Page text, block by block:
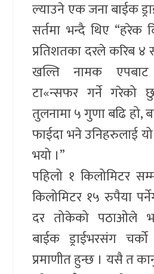
ल्याउने एक जना बाईक
सर्तमा भन्दै थिए “हरेक
प्रतिशतका दरले करिब
खल्ति नामक
टा«न्सफर गर्ने
तुलनामा ५ गुणा बढि हो,
फाईदा भने उनिहरुलाई
भयो ।”
पहिलो १ किलोमिटर
किलोमिटर १५ रुपैया
दर तोकेको पठाओले
बाईक ड्राईभरसंग
प्रमाणीत हुन्छ । यसै त